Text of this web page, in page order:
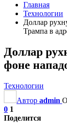
Главная
Технологии
Доллар
Трампа в
Доллар
фоне
Технологии
Автор admin
0 1
Поделится